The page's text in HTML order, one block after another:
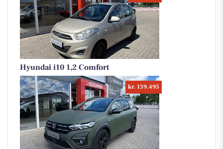
Hyundai i10 1,2 Comfort
kr. 139.495